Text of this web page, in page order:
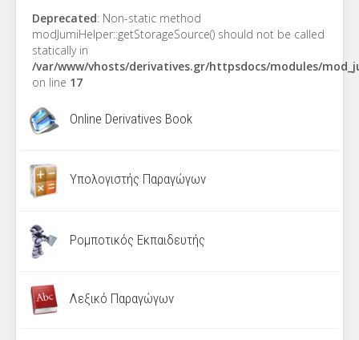
Deprecated: Non-static method
modJumiHelper::getStorageSource() should not be called
statically in
/var/www/vhosts/derivatives.gr/httpsdocs/modules/
on line 17
Online Derivatives Book
Υπολογιστής Παραγώγων
Ρομποτικός Εκπαιδευτής
Λεξικό Παραγώγων